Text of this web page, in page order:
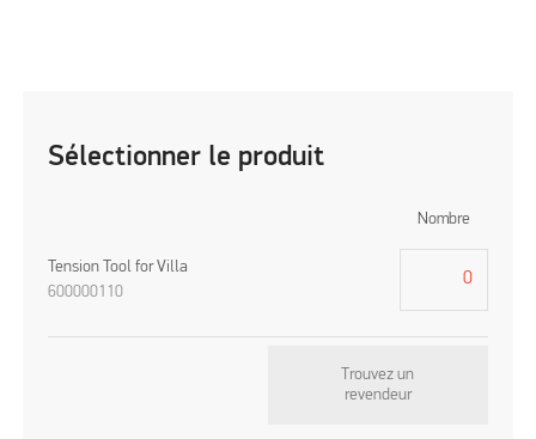
Sélectionner le produit
Nombre
Tension Tool for Villa
600000110
Trouvez un
revendeur